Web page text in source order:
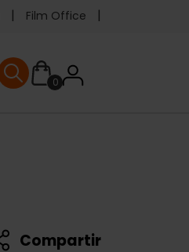
Film Office
0User
User menu
Compartir